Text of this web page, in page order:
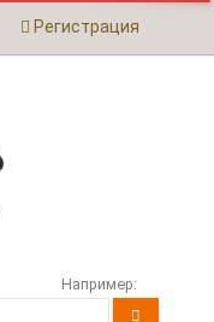
Регистрация
Например: